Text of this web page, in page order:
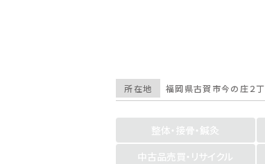
所在地 福岡県古賀市今の庄２丁
整体・接骨・鍼灸
中古品売買・リサイクル